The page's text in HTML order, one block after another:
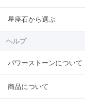
星座石から選ぶ
ヘルプ
パワーストーンについて
商品について